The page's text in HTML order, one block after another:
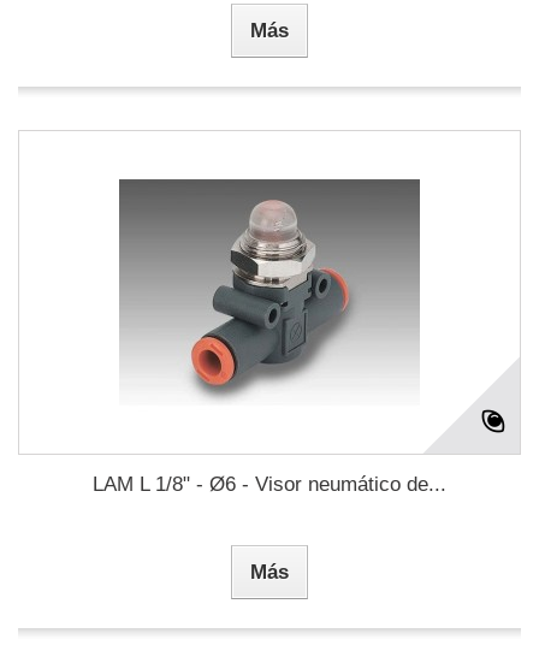
Más
LAM L 1/8" - Ø6 - Visor neumático de...
Más